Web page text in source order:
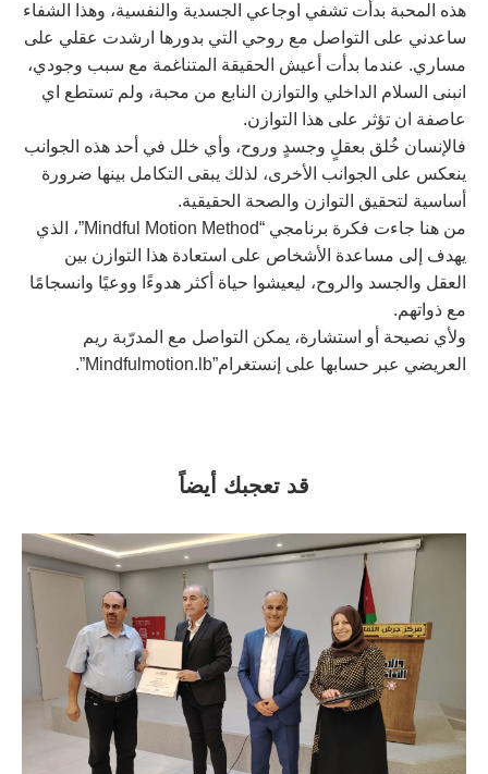
هذه المحبة بدأت تشفي اوجاعي الجسدية والنفسية، وهذا الشفاء
ساعدني على التواصل مع روحي التي بدورها ارشدت عقلي على
مساري. عندما بدأت أعيش الحقيقة المتناغمة مع سبب وجودي،
انبنى السلام الداخلي والتوازن النابع من محبة، ولم تستطع اي
عاصفة ان تؤثر على هذا التوازن.
فالإنسان خُلق بعقلٍ وجسدٍ وروح، وأي خلل في أحد هذه الجوانب
ينعكس على الجوانب الأخرى، لذلك يبقى التكامل بينها ضرورة
أساسية لتحقيق التوازن والصحة الحقيقية.
من هنا جاءت فكرة برنامجي “Mindful Motion Method”، الذي
يهدف إلى مساعدة الأشخاص على استعادة هذا التوازن بين
العقل والجسد والروح، ليعيشوا حياة أكثر هدوءًا ووعيًا وانسجامًا
مع ذواتهم.
ولأي نصيحة أو استشارة، يمكن التواصل مع المدرّبة ريم
العريضي عبر حسابها على إنستغرام”Mindfulmotion.lb”.
قد تعجبك أيضاً